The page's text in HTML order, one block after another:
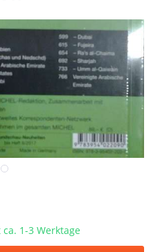
1-3 Werktage